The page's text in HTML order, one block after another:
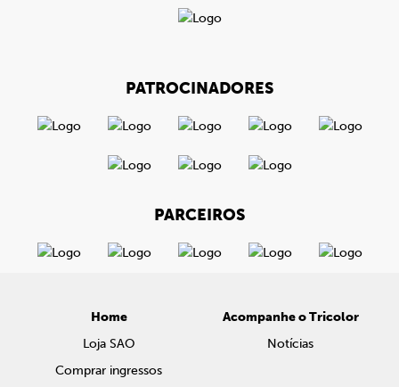
PATROCINADORES
PARCEIROS
Home
Loja SAO
Comprar ingressos
Acompanhe o Tricolor
Notícias